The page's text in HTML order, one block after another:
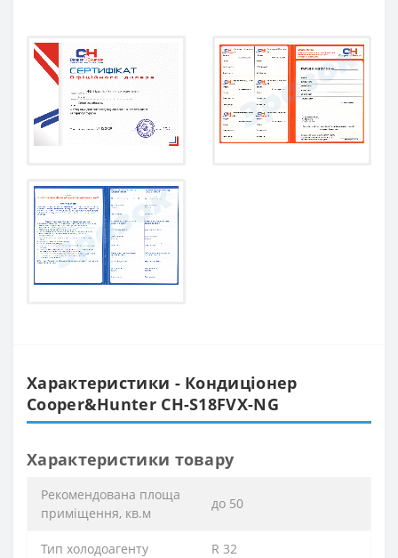
Характеристики - Кондиціонер
Cooper&Hunter CH-S18FVX-NG
Характеристики товару
Рекомендована площа
приміщення, кв.м
до 50
Тип холодоагенту R 32